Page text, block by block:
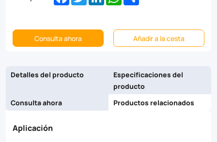
fixed,
and
repeatedly.
The
maximal
capacity
Consulta ahora Añadir a la cesta
Detalles del producto
Especificaciones del
producto
Consulta ahora
Productos relacionados
Aplicación